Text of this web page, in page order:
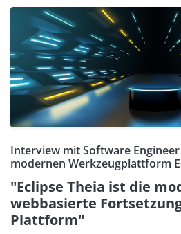
Interview mit Software
modernen Werkzeugplattform
"Eclipse Theia ist die
webbasierte
Plattform"